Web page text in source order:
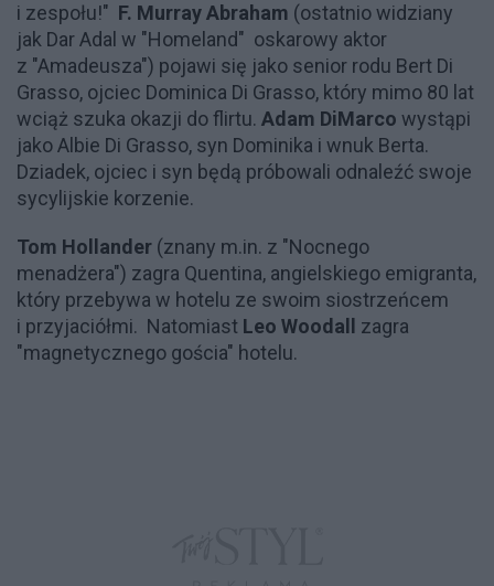
i zespołu!" F. Murray Abraham (ostatnio widziany
jak Dar Adal w "Homeland" oskarowy aktor
z "Amadeusza") pojawi się jako senior rodu Bert Di
Grasso, ojciec Dominica Di Grasso, który mimo 80 lat
wciąż szuka okazji do flirtu. Adam DiMarco wystąpi
jako Albie Di Grasso, syn Dominika i wnuk Berta.
Dziadek, ojciec i syn będą próbowali odnaleźć swoje
sycylijskie korzenie.
Tom Hollander (znany m.in. z "Nocnego
menadżera") zagra Quentina, angielskiego emigranta,
który przebywa w hotelu ze swoim siostrzeńcem
i przyjaciółmi. Natomiast Leo Woodall
zagra
"magnetycznego gościa" hotelu.